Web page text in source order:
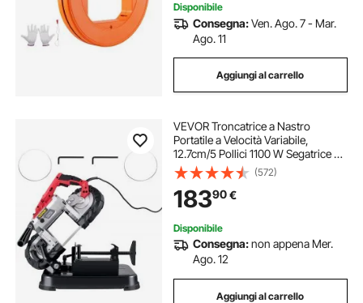
Disponibile
Consegna:Ven. Ago. 7 - Mar.
Ago. 11
Aggiungi al carrello
VEVOR Troncatrice a Nastro
Portatile a Velocità Variabile,
12.7cm/5 Pollici 1100 W Segatrice a
Nastro con Base per Tagliare
Acciaio Inossidabile, Alluminio,
Metallo, Ferro, Cavi Rigidi, Legno,
PVC, Plastica
(572)
18390€
Disponibile
Consegna:non appena Mer.
Ago. 12
Aggiungi al carrello